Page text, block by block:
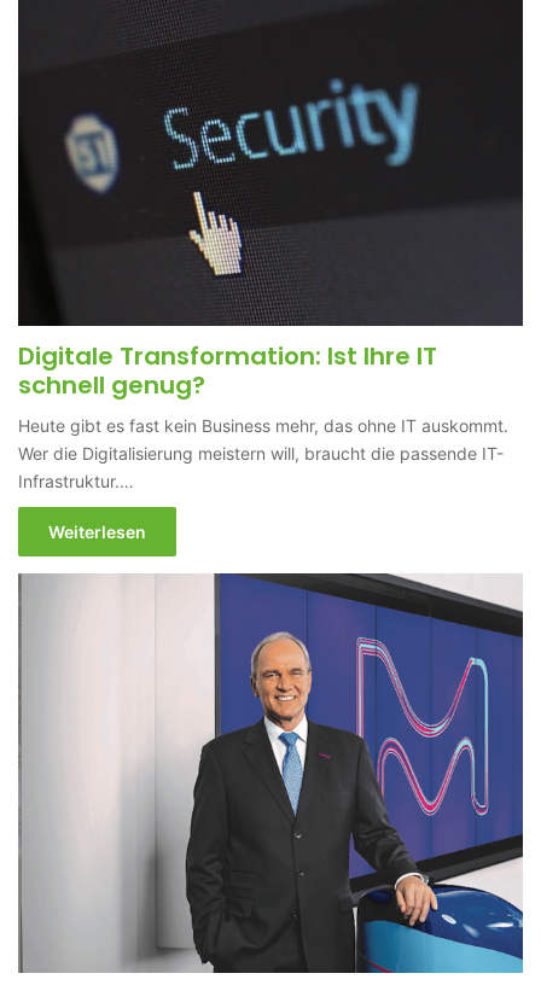
Digitale Transformation: Ist Ihre IT
schnell genug?
Heute gibt es fast kein Business mehr, das ohne IT auskommt.
Wer die Digitalisierung meistern will, braucht die passende IT-
Infrastruktur.…
Weiterlesen